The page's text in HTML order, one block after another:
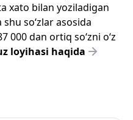
xato bilan yoziladigan
so‘zlar asosida
000 dan ortiq so‘zni o‘z
loyihasi haqida